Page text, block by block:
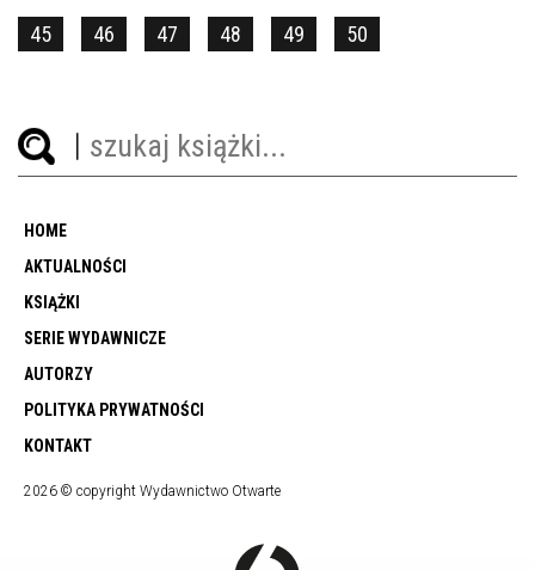
45 46 47 48 49 50
HOME
AKTUALNOŚCI
KSIĄŻKI
SERIE WYDAWNICZE
AUTORZY
POLITYKA PRYWATNOŚCI
KONTAKT
2026 © copyright Wydawnictwo Otwarte